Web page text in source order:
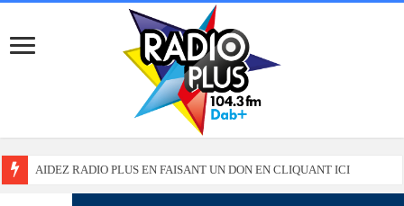
AIDEZ RADIO PLUS EN FAISANT UN DON EN CLIQUANT ICI